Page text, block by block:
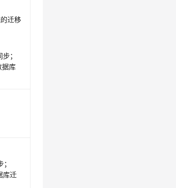
迁移
；
据库
库迁